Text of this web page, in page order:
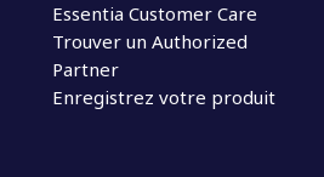
Essentia Customer Care
Trouver un Authorized
Partner
Enregistrez votre produit